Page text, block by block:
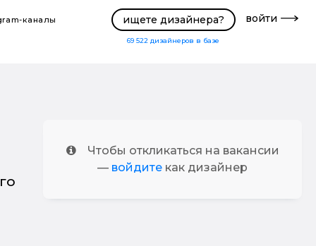
каналы ищете дизайнера?
69 522 дизайнеров в базе
войти
Чтобы откликаться на вакансии
— войдите как дизайнер